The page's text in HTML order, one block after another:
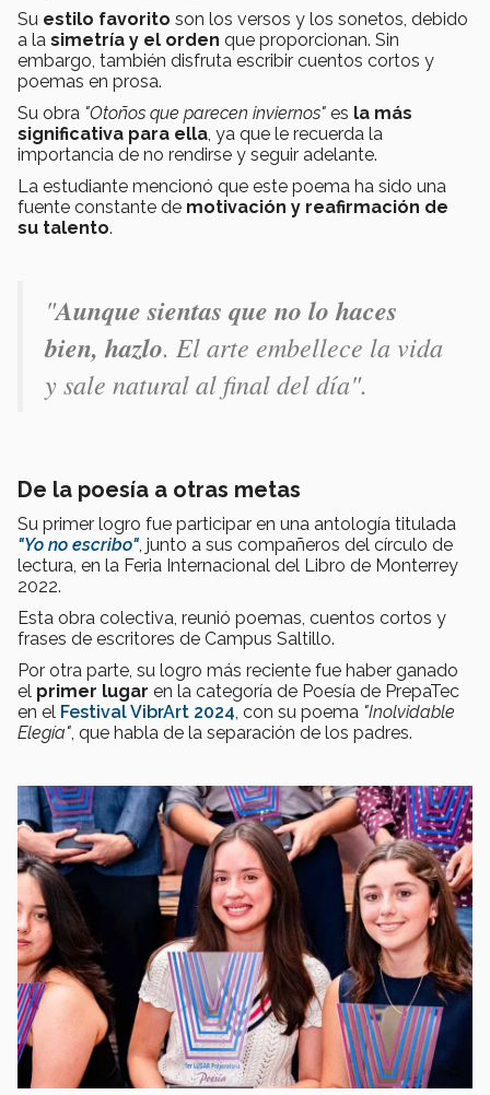
Su estilo favorito son los versos y los sonetos, debido
a la simetría y el orden que proporcionan. Sin
embargo, también disfruta escribir cuentos cortos y
poemas en prosa.
Su obra "Otoños que parecen inviernos" es la más
significativa para ella, ya que le recuerda la
importancia de no rendirse y seguir adelante.
La estudiante mencionó que este poema ha sido una
fuente constante de motivación y reafirmación de
su talento.
"Aunque sientas que no lo haces
bien, hazlo. El arte embellece la vida
y sale natural al final del día".
De la poesía a otras metas
Su primer logro fue participar en una antología titulada
"Yo no escribo", junto a sus compañeros del círculo de
lectura, en la Feria Internacional del Libro de Monterrey
2022.
Esta obra colectiva, reunió poemas, cuentos cortos y
frases de escritores de Campus Saltillo.
Por otra parte, su logro más reciente fue haber ganado
el primer lugar en la categoría de Poesía de PrepaTec
en el Festival VibrArt 2024, con su poema "Inolvidable
Elegía", que habla de la separación de los padres.